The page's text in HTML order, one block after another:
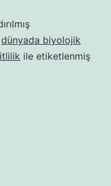
dünyada biyolojik
ile etiketlenmiş